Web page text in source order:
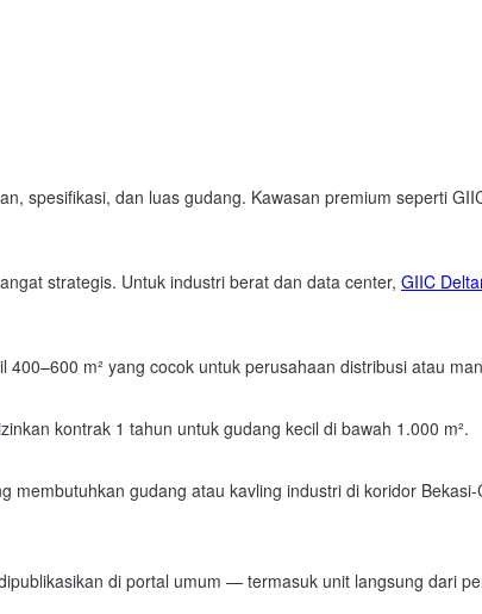
spesifikasi, dan luas gudang. Kawasan premium seperti
strategis. Untuk industri berat dan data center, GIIC
m² yang cocok untuk perusahaan distribusi atau
kontrak 1 tahun untuk gudang kecil di bawah 1.000 m².
gudang atau kavling industri di koridor Bekasi-
di portal umum — termasuk unit langsung dari